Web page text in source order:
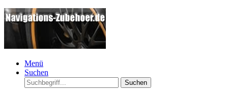
Menü
Suchen
Suchen